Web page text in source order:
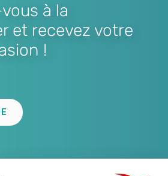
à la
et recevez votre
!